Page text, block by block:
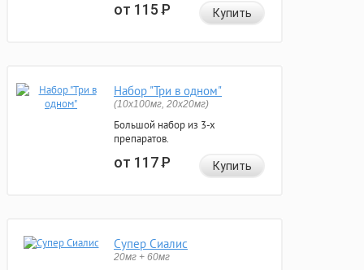
от 115Р Купить
Набор "Три в одном"
(10x100мг, 20x20мг)
Большой набор из 3-х
препаратов.
от 117Р Купить
Супер Сиалис
20мг + 60мг